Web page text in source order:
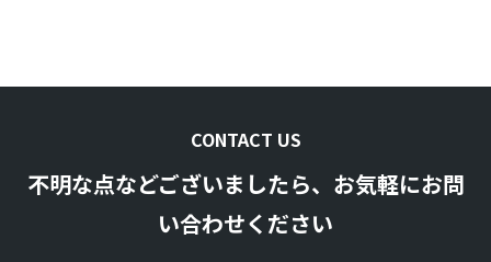
CONTACT US
不明な点などございましたら、お気軽にお問
い合わせください